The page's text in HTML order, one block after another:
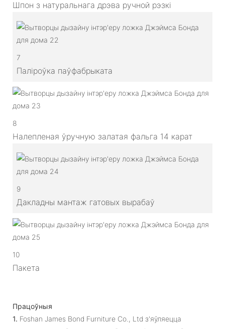
Шпон з натуральнага дрэва ручной рэзкі
7
Паліроўка паўфабрыката
8
Налепленая ўручную залатая фальга 14 карат
9
Дакладны мантаж гатовых вырабаў
10
Пакета
Працоўныя
1. Foshan James Bond Furniture Co., Ltd з'яўляецца